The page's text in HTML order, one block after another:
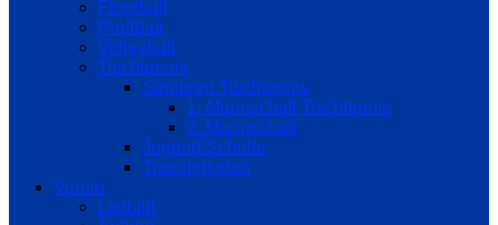
Floorball
Prellball
Volleyball
Tischtennis
Senioren Tischtennis
1. Mannschaft Tischtennis
2. Mannschaft
Jugend/Schüler
Trainingsplan
Verein
Leitbild